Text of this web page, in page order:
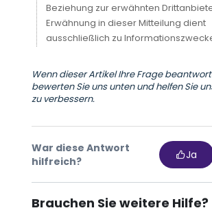
Beziehung zur erwähnten
Erwähnung in dieser Mitteilung dient
ausschließlich zu
Wenn dieser Artikel Ihre Frage
bewerten Sie uns unten und helfen Sie
zu verbessern.
War diese Antwort
hilfreich?
Ja
Brauchen Sie weitere Hilfe?